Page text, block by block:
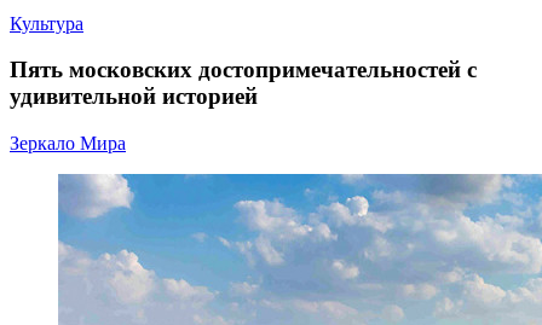
Культура
Пять московских достопримечательностей с
удивительной историей
Зеркало Мира